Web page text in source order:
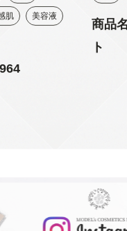
肌 美容液
商品
ト